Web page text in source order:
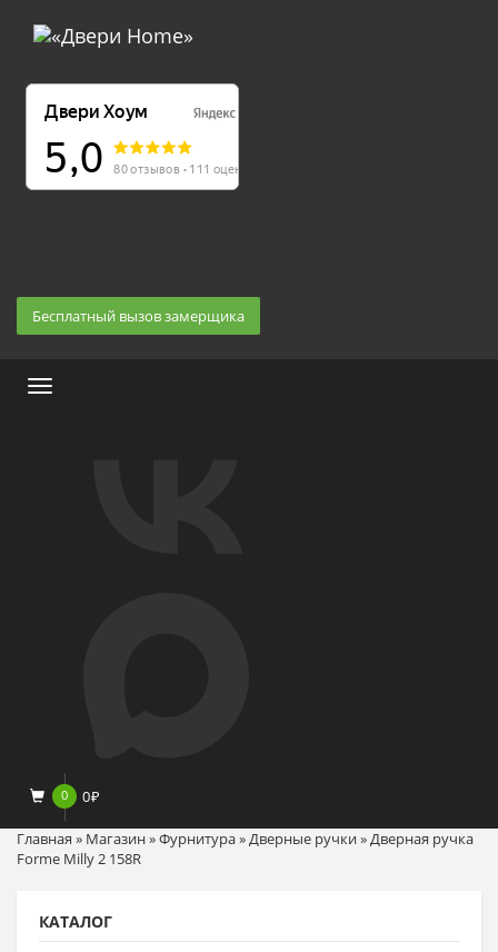
Бесплатный вызов замерщика
Меню
0 0₽
Главная » Магазин»Фурнитура»Дверные ручки»Дверная ручка
Forme Milly 2 158R
КАТАЛОГ